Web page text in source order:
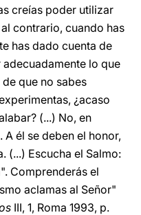
creías poder utilizar
contrario, cuando has
has dado cuenta de
lo que
que no sabes
¿acaso
(...) No, en
él se deben el honor,
(...) Escucha el Salmo:
Comprenderás el
aclamas al Señor"
III, 1, Roma 1993, p.